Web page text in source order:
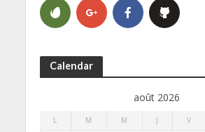
Calendar
août 2026
L M M J V